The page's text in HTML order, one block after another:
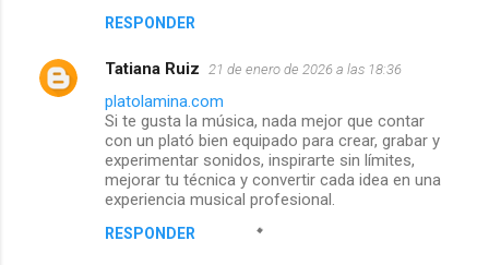
RESPONDER
Tatiana Ruiz 21 de enero de 2026 a las 18:36
platolamina.com
Si te gusta la música, nada mejor que contar
con un plató bien equipado para crear, grabar y
experimentar sonidos, inspirarte sin límites,
mejorar tu técnica y convertir cada idea en una
experiencia musical profesional.
RESPONDER